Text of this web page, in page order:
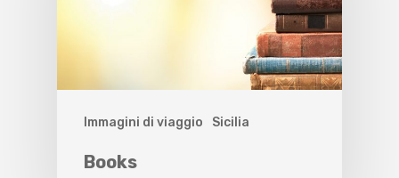
Immagini di viaggio Sicilia
Books